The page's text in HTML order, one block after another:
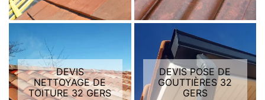
DEVIS
NETTOYAGE DE
TOITURE 32 GERS
DEVIS POSE DE
GOUTTIÈRES 32
GERS